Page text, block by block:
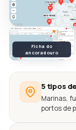
Ficha do
ancoradouro
5 tipos
Marinas,
portos de